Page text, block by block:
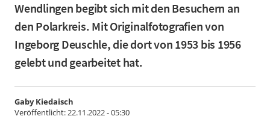
Wendlingen begibt sich mit den Besuchern an
den Polarkreis. Mit Originalfotografien von
Ingeborg Deuschle, die dort von 1953 bis 1956
gelebt und gearbeitet hat.
Gaby Kiedaisch
Veröffentlicht:22.11.2022 - 05:30